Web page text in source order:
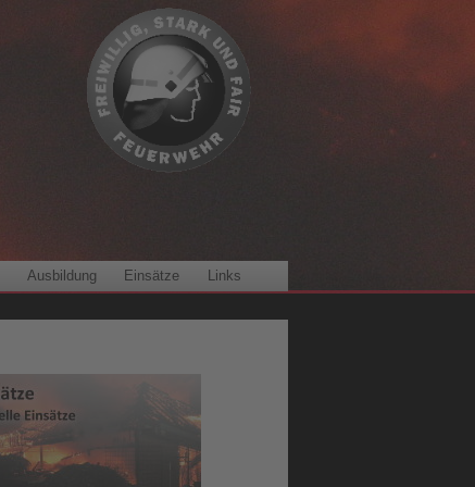
Ausbildung Einsätze
Links